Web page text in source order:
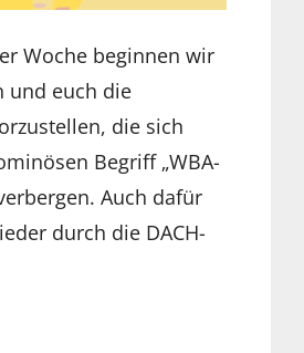
Woche beginnen wir
und euch die
die sich
Begriff „WBA-
Auch dafür
durch die DACH-